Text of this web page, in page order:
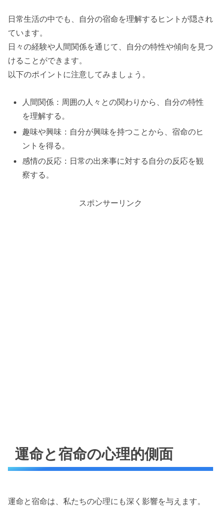
日常生活の中でも、自分の宿命を理解するヒントが隠され
ています。
日々の経験や人間関係を通じて、自分の特性や傾向を見つ
けることができます。
以下のポイントに注意してみましょう。
人間関係：周囲の人々との関わりから、自分の特性
を理解する。
趣味や興味：自分が興味を持つことから、宿命のヒ
ントを得る。
感情の反応：日常の出来事に対する自分の反応を観
察する。
スポンサーリンク
運命と宿命の心理的側面
運命と宿命は、私たちの心理にも深く影響を与えます。